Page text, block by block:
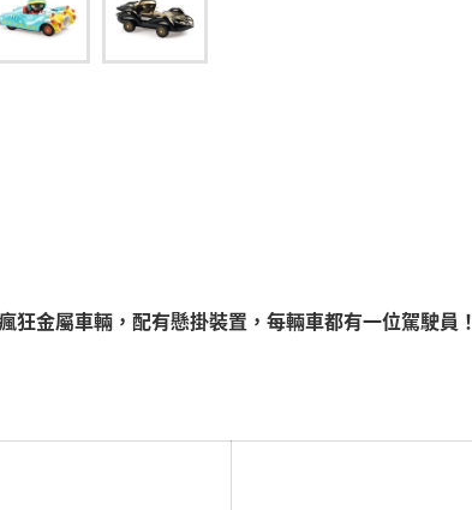
金屬車輛，配有懸掛裝置，每輛車都有一位駕駛員！